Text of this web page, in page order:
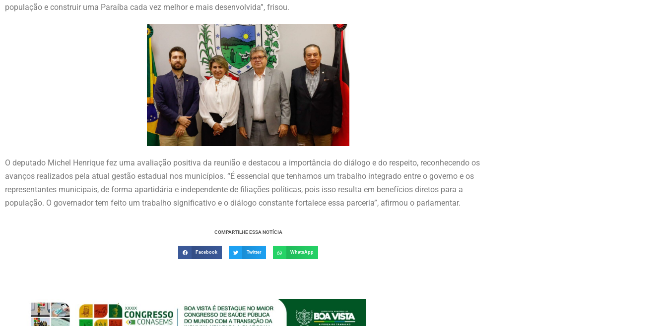
população e construir uma Paraíba cada vez melhor e mais desenvolvida”, frisou.
O deputado Michel Henrique fez uma avaliação positiva da reunião e destacou a importância do diálogo e do respeito, reconhecendo os
avanços realizados pela atual gestão estadual nos municípios. “É essencial que tenhamos um trabalho integrado entre o governo e os
representantes municipais, de forma apartidária e independente de filiações políticas, pois isso resulta em benefícios diretos para a
população. O governador tem feito um trabalho significativo e o diálogo constante fortalece essa parceria”, afirmou o parlamentar.
COMPARTILHE ESSA NOTÍCIA
Facebook Twitter WhatsApp